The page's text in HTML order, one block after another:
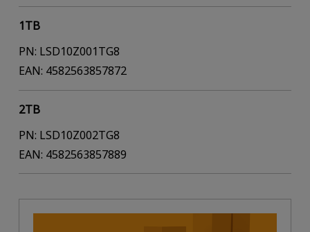
1TB
PN: LSD10Z001TG8
EAN: 4582563857872
2TB
PN: LSD10Z002TG8
EAN: 4582563857889